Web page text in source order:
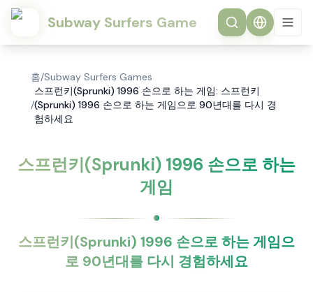
Subway Surfers Game
홈/Subway Surfers Games
/
스프런키(Sprunki) 1996 손으로 하는 게임: 스프런키
(Sprunki) 1996 손으로 하는 게임으로 90년대를 다시 경
험하세요
스프런키(Sprunki) 1996 손으로 하는
게임
스프런키(Sprunki) 1996 손으로 하는 게임으
로 90년대를 다시 경험하세요